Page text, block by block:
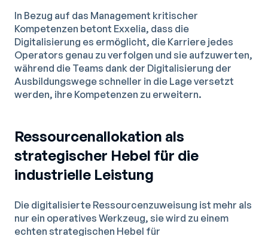
In Bezug auf das Management kritischer
Kompetenzen betont Exxelia, dass die
Digitalisierung es ermöglicht, die Karriere jedes
Operators genau zu verfolgen und sie aufzuwerten,
während die Teams dank der Digitalisierung der
Ausbildungswege schneller in die Lage versetzt
werden, ihre Kompetenzen zu erweitern.
Ressourcenallokation als
strategischer Hebel für die
industrielle Leistung
Die digitalisierte Ressourcenzuweisung ist mehr als
nur ein operatives Werkzeug, sie wird zu einem
echten strategischen Hebel für